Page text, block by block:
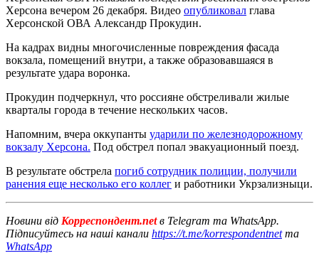
Херсона вечером 26 декабря. Видео опубликовал глава
Херсонской ОВА Александр Прокудин.
На кадрах видны многочисленные повреждения фасада
вокзала, помещений внутри, а также образовавшаяся в
результате удара воронка.
Прокудин подчеркнул, что россияне обстреливали жилые
кварталы города в течение нескольких часов.
Напомним, вчера оккупанты ударили по железнодорожному
вокзалу Херсона. Под обстрел попал эвакуационный поезд.
В результате обстрела погиб сотрудник полиции, получили
ранения еще несколько его коллег и работники Укрзализныци.
Новини від Корреспондент.netв Telegram та WhatsApp.
Підписуйтесь на наші канали https://t.me/korrespondentnetта
WhatsApp